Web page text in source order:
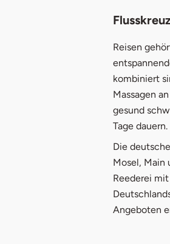
Reisen
kombiniert
Massagen
gesund
Tage dauern.
Die
Mosel, Main
Reederei
Angeboten